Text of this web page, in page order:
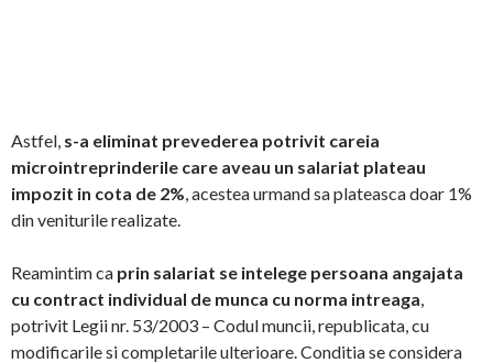
Astfel, s-a eliminat prevederea potrivit careia
microintreprinderile care aveau un salariat plateau
impozit in cota de 2%, acestea urmand sa plateasca doar 1%
din veniturile realizate.
Reamintim ca prin salariat se intelege persoana angajata
cu contract individual de munca cu norma intreaga,
potrivit Legii nr. 53/2003 – Codul muncii, republicata, cu
modificarile si completarile ulterioare. Conditia se considera